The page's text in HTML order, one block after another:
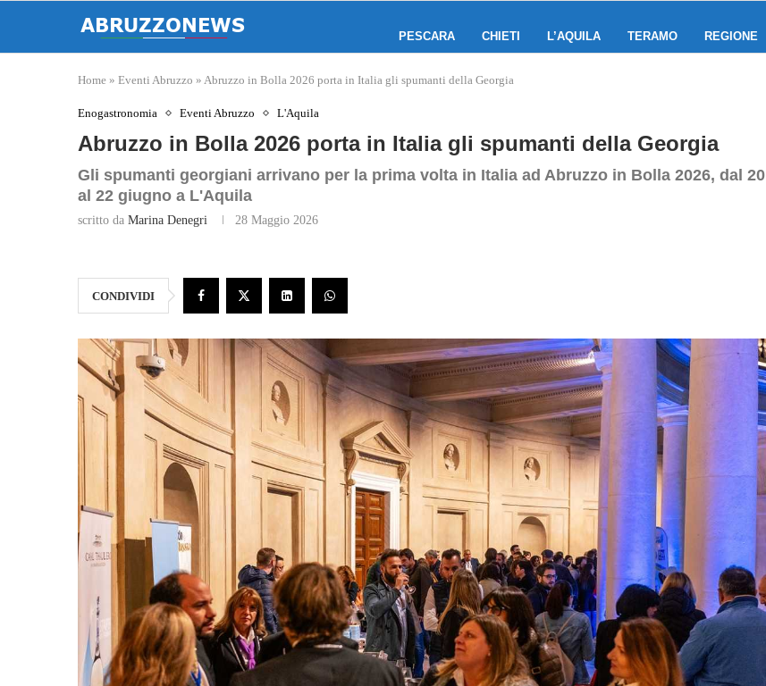
PESCARA CHIETI L’AQUILA TERAMO REGIONE
Home » Eventi Abruzzo » Abruzzo in Bolla 2026 porta in Italia gli spumanti della Georgia
Enogastronomia Eventi Abruzzo L'Aquila
Abruzzo in Bolla 2026 porta in Italia gli spumanti della Georgia
Gli spumanti georgiani arrivano per la prima volta in Italia ad Abruzzo in Bolla 2026, dal 20
al 22 giugno a L'Aquila
scritto da Marina Denegri 28 Maggio 2026
CONDIVIDI